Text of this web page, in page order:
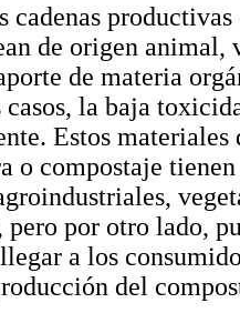
cadenas
de origen
de materia
casos, la baja
Estos materiales
o compostaje
pero por otro lado,
a los
del